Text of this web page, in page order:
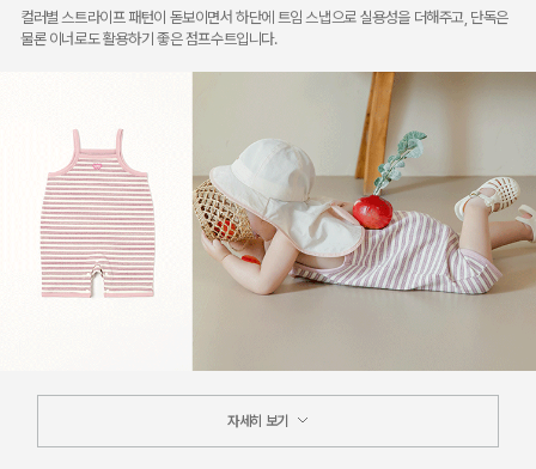
컬러별 스트라이프 패턴이 돋보이면서 하단에 트임 스냅으로 실용성을 더해주고, 단독은
물론 이너로도 활용하기 좋은 점프수트입니다.
자세히 보기